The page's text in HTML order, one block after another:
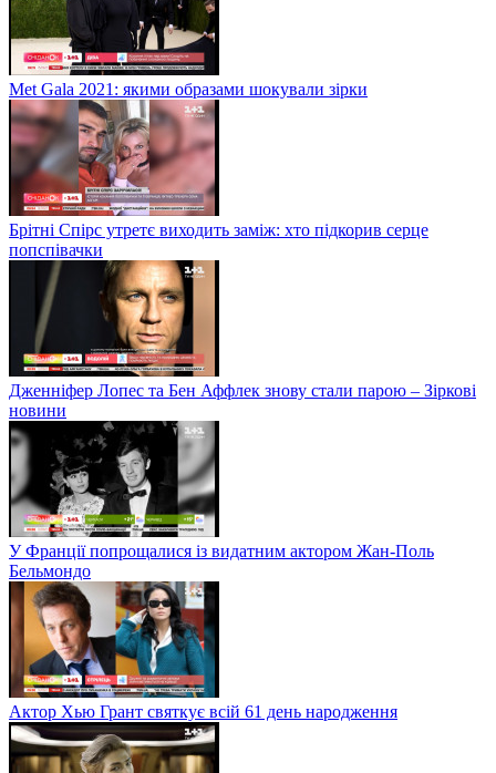
Met Gala 2021: якими образами шокували зірки
Брітні Спірс утретє виходить заміж: хто підкорив серце
попспівачки
Дженніфер Лопес та Бен Аффлек знову стали парою – Зіркові
новини
У Франції попрощалися із видатним актором Жан-Поль
Бельмондо
Актор Хью Грант святкує всій 61 день народження